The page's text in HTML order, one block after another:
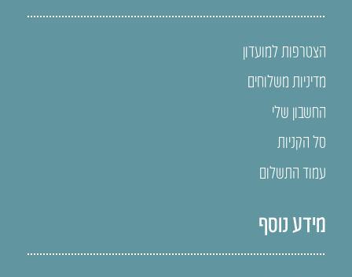
הצטרפות למועדון
מדיניות משלוחים
החשבון שלי
סל הקניות
עמוד התשלום
מידע נוסף